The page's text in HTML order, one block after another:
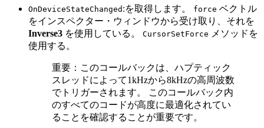
OnDeviceStateChanged :を取得します。 force ベクトル
をインスペクター・ウィンドウから受け取り、それを
Inverse3 を使用している。 CursorSetForce メソッドを
使用する。
重要：このコールバックは、ハプティック
スレッドによって1kHzから8kHzの高周波数
でトリガーされます。 このコールバック内
のすべてのコードが高度に最適化されてい
ることを確認することが重要です。